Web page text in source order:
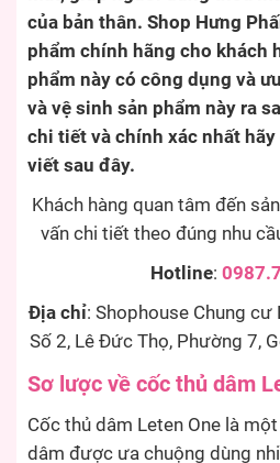
của bản thân. Shop Hưng
phẩm chính hãng cho khách
phẩm này có công dụng và
và vệ sinh sản phẩm này ra
chi tiết và chính xác nhất
viết sau đây.
Khách hàng quan tâm đến
vấn chi tiết theo đúng nhu
Hotline:
Địa chỉ: Shophouse Chung cư
Số 2, Lê Đức Thọ, Phường 7,
Sơ lược về cốc thủ dâm
Cốc thủ dâm Leten One là
dâm được ưa chuộng dùng